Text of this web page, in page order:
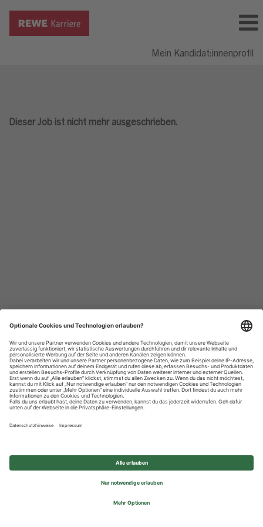
Mein Kandidat:innenprofil
Dieser Job ist nicht mehr ausgeschrieben.
Datenschutzhinweise
Impressum
Privatsphäre-Einstellungen
© 2026 REWE Group - All rights reserved